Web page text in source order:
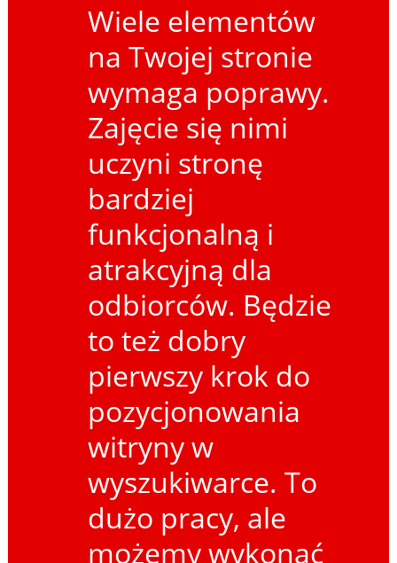
Wiele elementów
na Twojej stronie
wymaga poprawy.
Zajęcie się nimi
uczyni stronę
bardziej
funkcjonalną i
atrakcyjną dla
odbiorców. Będzie
to też dobry
pierwszy krok do
pozycjonowania
witryny w
wyszukiwarce. To
dużo pracy, ale
możemy wykonać